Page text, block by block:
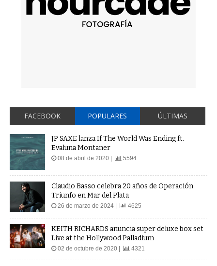
FACEBOOK POPULARES ÚLTIMAS
JP SAXE lanza If The World Was Ending ft.
Evaluna Montaner
08 de abril de 2020 | 5594
Claudio Basso celebra 20 años de Operación
Triunfo en Mar del Plata
26 de marzo de 2024 | 4625
KEITH RICHARDS anuncia super deluxe box set
Live at the Hollywood Palladium
02 de octubre de 2020 | 4321